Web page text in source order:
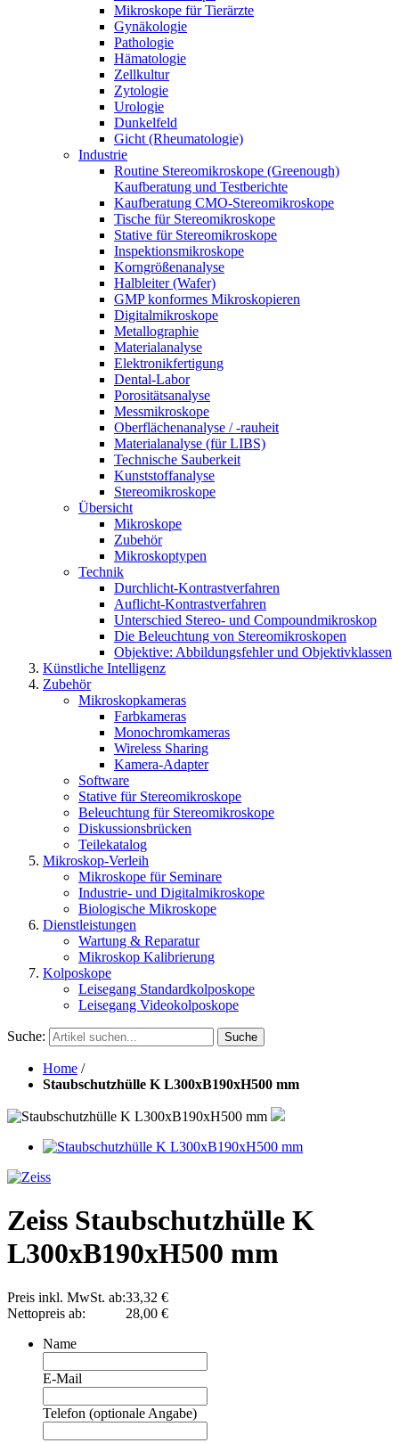
Mikroskope für Tierärzte
Gynäkologie
Pathologie
Hämatologie
Zellkultur
Zytologie
Urologie
Dunkelfeld
Gicht (Rheumatologie)
Industrie
Routine Stereomikroskope (Greenough)
Kaufberatung und Testberichte
Kaufberatung CMO-Stereomikroskope
Tische für Stereomikroskope
Stative für Stereomikroskope
Inspektionsmikroskope
Korngrößenanalyse
Halbleiter (Wafer)
GMP konformes Mikroskopieren
Digitalmikroskope
Metallographie
Materialanalyse
Elektronikfertigung
Dental-Labor
Porositätsanalyse
Messmikroskope
Oberflächenanalyse / -rauheit
Materialanalyse (für LIBS)
Technische Sauberkeit
Kunststoffanalyse
Stereomikroskope
Übersicht
Mikroskope
Zubehör
Mikroskoptypen
Technik
Durchlicht-Kontrastverfahren
Auflicht-Kontrastverfahren
Unterschied Stereo- und Compoundmikroskop
Die Beleuchtung von Stereomikroskopen
Objektive: Abbildungsfehler und Objektivklassen
Künstliche Intelligenz
Zubehör
Mikroskopkameras
Farbkameras
Monochromkameras
Wireless Sharing
Kamera-Adapter
Software
Stative für Stereomikroskope
Beleuchtung für Stereomikroskope
Diskussionsbrücken
Teilekatalog
Mikroskop-Verleih
Mikroskope für Seminare
Industrie- und Digitalmikroskope
Biologische Mikroskope
Dienstleistungen
Wartung & Reparatur
Mikroskop Kalibrierung
Kolposkope
Leisegang Standardkolposkope
Leisegang Videokolposkope
Suche: Suche
Home /
Staubschutzhülle K L300xB190xH500 mm
Zeiss Staubschutzhülle K
L300xB190xH500 mm
Preis inkl. MwSt. ab:33,32 €
Nettopreis ab:
28,00 €
Name
E-Mail
Telefon (optionale Angabe)